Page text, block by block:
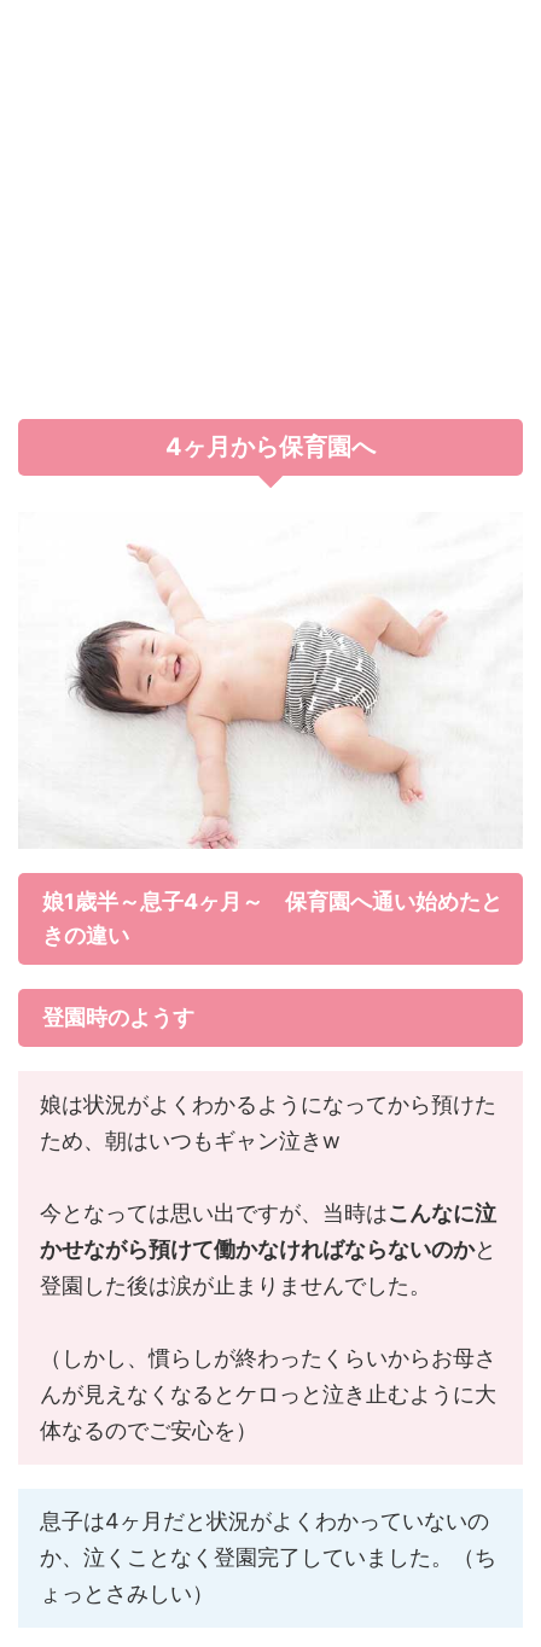
4ヶ月から保育園へ
娘1歳半～息子4ヶ月～ 保育園へ通い始めたと
きの違い
登園時のようす
娘は状況がよくわかるようになってから預けた
ため、朝はいつもギャン泣きw
今となっては思い出ですが、当時はこんなに泣
かせながら預けて働かなければならないのかと
登園した後は涙が止まりませんでした。
（しかし、慣らしが終わったくらいからお母さ
んが見えなくなるとケロっと泣き止むように大
体なるのでご安心を）
息子は4ヶ月だと状況がよくわかっていないの
か、泣くことなく登園完了していました。（ち
ょっとさみしい）